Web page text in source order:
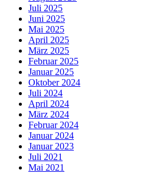
Juli 2025
Juni 2025
Mai 2025
April 2025
März 2025
Februar 2025
Januar 2025
Oktober 2024
Juli 2024
April 2024
März 2024
Februar 2024
Januar 2024
Januar 2023
Juli 2021
Mai 2021